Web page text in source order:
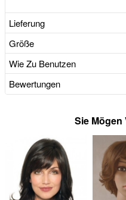
Lieferung
Größe
Wie Zu Benutzen
Bewertungen
Sie